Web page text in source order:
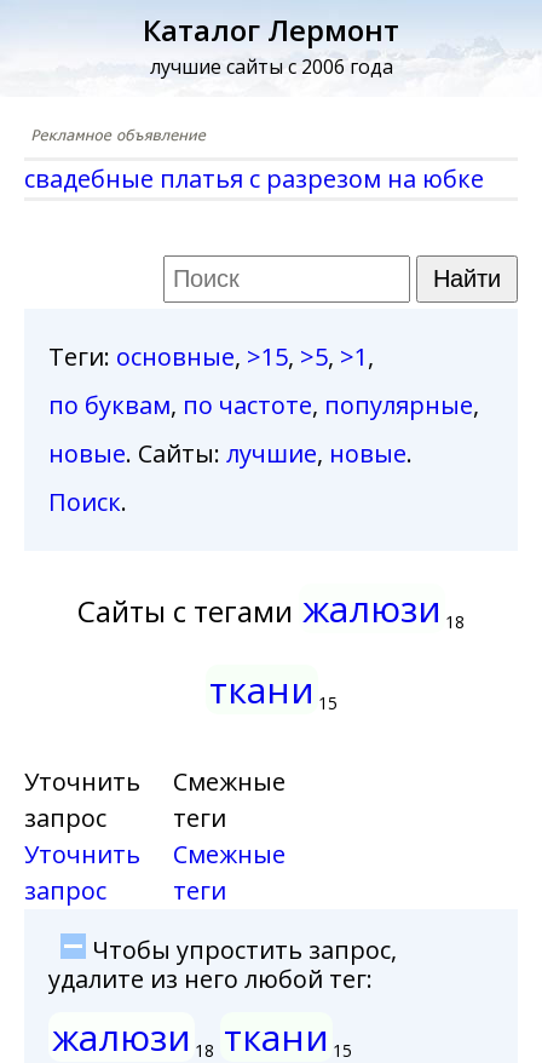
Каталог Лермонт
лучшие сайты с 2006 года
свадебные платья с разрезом на юбке
Теги: основные, >15, >5, >1,
по буквам, по частоте, популярные,
новые. Сайты: лучшие, новые.
Поиск.
Сайты с тегами жалюзи 18
ткани 15
Уточнить
запрос
Уточнить
запрос
Смежные
теги
Смежные
теги
Чтобы упростить запрос,
удалите из него любой тег:
жалюзи 18 ткани 15